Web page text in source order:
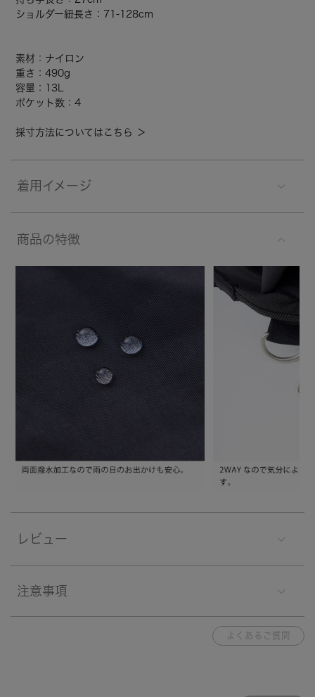
ショルダー紐長さ：71-128cm
素材：ナイロン
重さ：490g
容量：13L
ポケット数：4
採寸方法についてはこちら ＞
着用イメージ
商品の特徴
レビュー
注意事項
よくあるご質問